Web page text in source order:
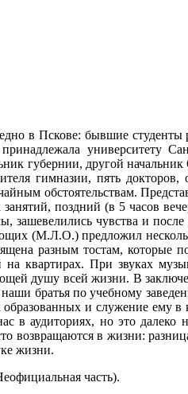
в Пскове: бывшие студенты
университету
губернии, другой
гимназии, пять докторов,
обстоятельствам.
поздний (в 5 часов
чувства и после
(М.Л.О.) предложил
разным тостам, которые
квартирах. При звуках
душу всей жизни. В
братья по учебному
и служение ему
в аудиториях, но это
возвращаются в жизни:
жизни.
часть).